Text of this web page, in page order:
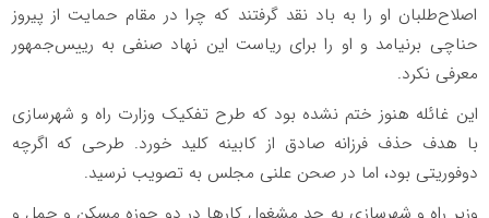
اصلاح‌طلبان او را به باد نقد گرفتند که چرا در مقام حمایت از پیروز
حناچی برنیامد و او را برای ریاست این نهاد صنفی به رییس‌جمهور
معرفی نکرد.
این غائله هنوز ختم نشده بود که طرح تفکیک وزارت راه و شهرسازی
با هدف حذف فرزانه صادق از کابینه کلید خورد. طرحی که اگرچه
دوفوریتی بود، اما در صحن علنی مجلس به تصویب نرسید.